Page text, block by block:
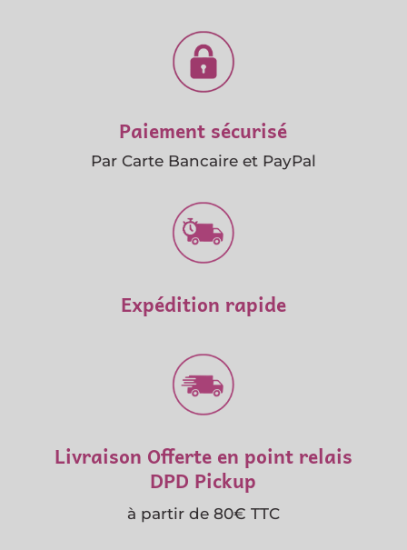
Paiement sécurisé
Par Carte Bancaire et PayPal
Expédition rapide
Livraison Offerte en point relais
DPD Pickup
à partir de 80€ TTC